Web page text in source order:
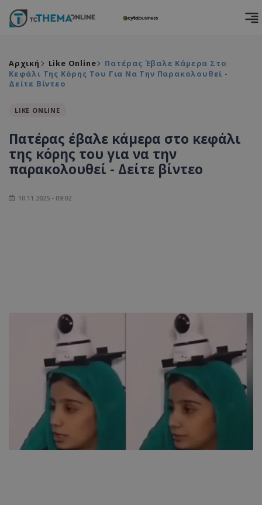
Αρχική Like Online
Πατέρας Έβαλε Κάμερα Στο
Κεφάλι Της Κόρης Του Για Να Την Παρακολουθεί -
Δείτε Βίντεο
LIKE ONLINE
Πατέρας έβαλε κάμερα στο κεφάλι
της κόρης του για να την
παρακολουθεί - Δείτε βίντεο
10.11.2025 - 09:02